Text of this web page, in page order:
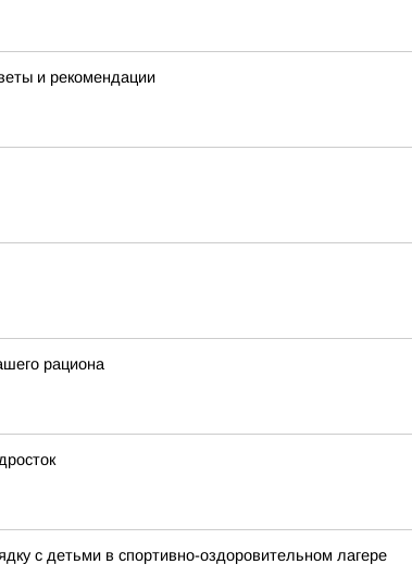
и рекомендации
рациона
с детьми в спортивно-оздоровительном лагере